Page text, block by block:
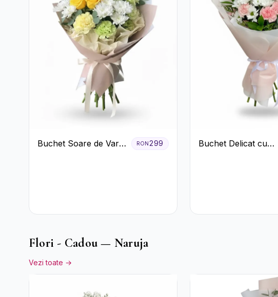
Buchet Soare de Vară
RON299
Buchet Delicat cu
Flori - Cadou — Naruja
Vezi toate →